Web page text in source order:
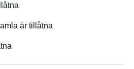
är tillåtna